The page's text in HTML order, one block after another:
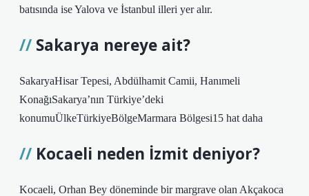
batısında ise Yalova ve İstanbul illeri yer alır.
Sakarya nereye ait?
SakaryaHisar Tepesi, Abdülhamit Camii, Hanımeli
KonağıSakarya’nın Türkiye’deki
konumuÜlkeTürkiyeBölgeMarmara Bölgesi15 hat daha
Kocaeli neden İzmit deniyor?
Kocaeli, Orhan Bey döneminde bir margrave olan Akçakoca